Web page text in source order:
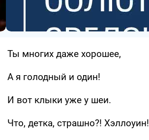
Ты многих даже хорошее,
А я голодный и один!
И вот клыки уже у шеи.
Что, детка, страшно?! Хэллоуин!